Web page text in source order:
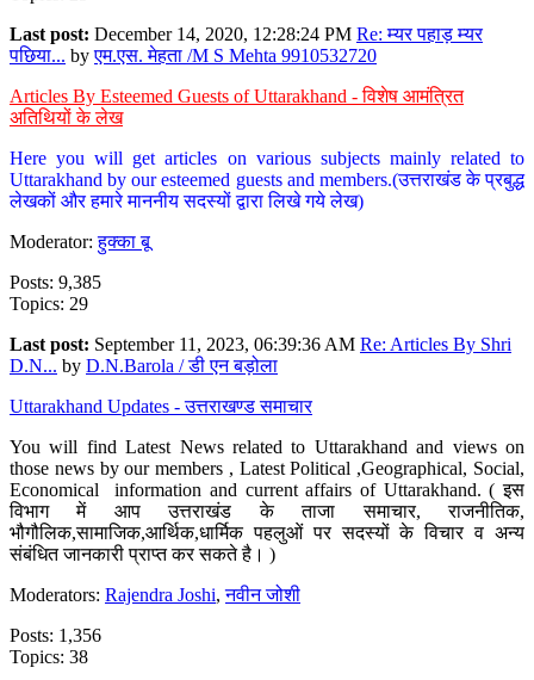
Last post: December 14, 2020, 12:28:24 PM Re: म्यर पहाड़ म्यर
पछिया... byएम.एस. मेहता /M S Mehta 9910532720
Articles By Esteemed Guests of Uttarakhand - विशेष आमंत्रित
अतिथियों के लेख
Here you will get articles on various subjects mainly related to
Uttarakhand by our esteemed guests and members.(उत्तराखंड के प्रबुद्ध
लेखकों और हमारे माननीय सदस्यों द्वारा लिखे गये लेख)
Moderator:हुक्का बू
Posts: 9,385
Topics: 29
Last post: September 11, 2023, 06:39:36 AM Re: Articles By Shri
D.N... by D.N.Barola / डी एन बड़ोला
Uttarakhand Updates - उत्तराखण्ड समाचार
You will find Latest News related to Uttarakhand and views on
those news by our members , Latest Political ,Geographical, Social,
Economical information and current affairs of Uttarakhand. ( इस
विभाग में आप उत्तराखंड के ताजा समाचार, राजनीतिक,
भौगौलिक,सामाजिक,आर्थिक,धार्मिक पहलुओं पर सदस्यों के विचार व अन्य
संबंधित जानकारी प्राप्त कर सकते है। )
Moderators: Rajendra Joshi,नवीन जोशी
Posts: 1,356
Topics: 38